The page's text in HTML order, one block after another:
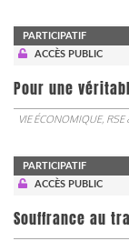
PARTICIPATIF
ACCÈS PUBLIC
Pour une
VIE ÉCONOMIQUE, RSE
PARTICIPATIF
ACCÈS PUBLIC
Souffrance au